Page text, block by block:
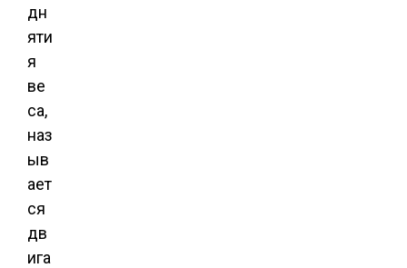
дн
яти
я
ве
са,
наз
ыв
ает
ся
дв
ига